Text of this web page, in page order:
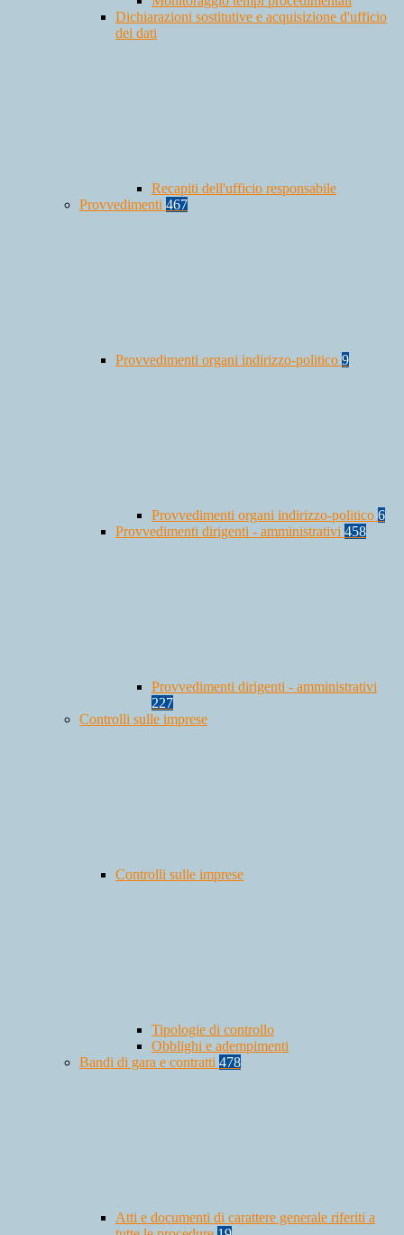
Dichiarazioni sostitutive e acquisizione d'ufficio
dei dati
Recapiti dell'ufficio responsabile
Provvedimenti 467
Provvedimenti organi indirizzo-politico 9
Provvedimenti organi indirizzo-politico 6
Provvedimenti dirigenti - amministrativi 458
Provvedimenti dirigenti - amministrativi
227
Controlli sulle imprese
Controlli sulle imprese
Tipologie di controllo
Obblighi e adempimenti
Bandi di gara e contratti 478
Atti e documenti di carattere generale riferiti a